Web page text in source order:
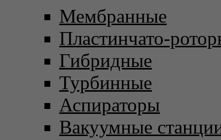
Мембранные
Пластинчато-
Гибридные
Турбинные
Аспираторы
Вакуумные